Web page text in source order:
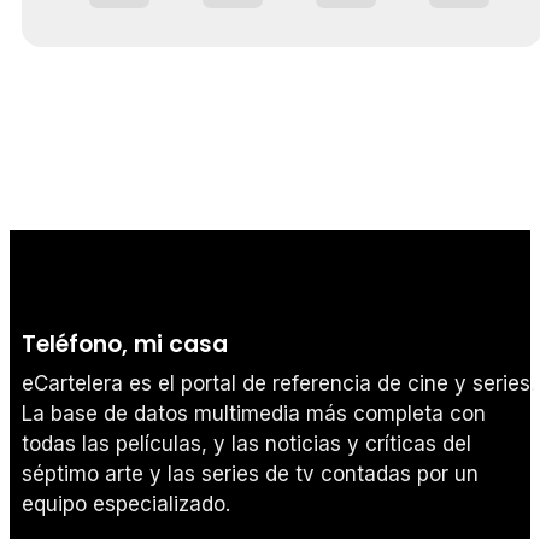
Teléfono, mi casa
eCartelera es el portal de referencia de cine y series.
La base de datos multimedia más completa con
todas las películas, y las noticias y críticas del
séptimo arte y las series de tv contadas por un
equipo especializado.